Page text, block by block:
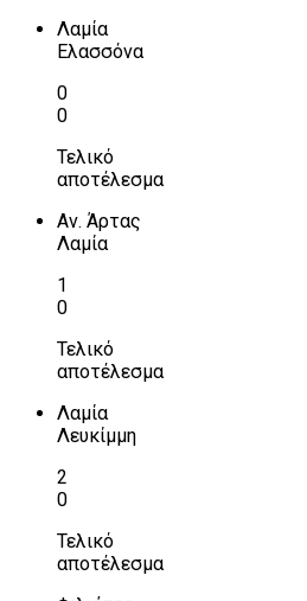
Λαμία
Ελασσόνα
0
0
Τελικό
αποτέλεσμα
Αν. Άρτας
Λαμία
1
0
Τελικό
αποτέλεσμα
Λαμία
Λευκίμμη
2
0
Τελικό
αποτέλεσμα